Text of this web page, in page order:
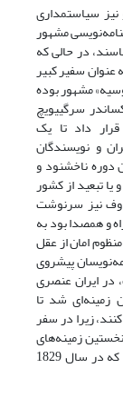
سیاستمداری
مشهور
در حالی که
عنوان سفیر کبیر
مشهور بوده
سرگییویچ
داد تا یک
و نویسندگان
ناخشنود و
تبعید از کشور
نیز سرنوشت
و همصدا بود به
امان از عقل
پیشروی
در ایران عنصری
شد تا
زیرا در سفر
زمینه‌های
هم‌کنشی ایرانیان با تئاتر روسیه و اروپا فراهم شد که در سال 1829